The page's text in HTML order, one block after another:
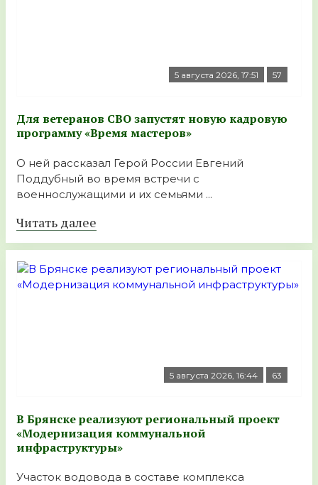
5 августа 2026, 17:51 57
Для ветеранов СВО запустят новую кадровую
программу «Время мастеров»
О ней рассказал Герой России Евгений
Поддубный во время встречи с
военнослужащими и их семьями ...
Читать далее
5 августа 2026, 16:44 63
В Брянске реализуют региональный проект
«Модернизация коммунальной
инфраструктуры»
Участок водовода в составе комплекса